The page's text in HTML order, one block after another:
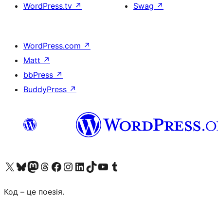
WordPress.tv ↗
Swag ↗
WordPress.com ↗
Matt ↗
bbPress ↗
BuddyPress ↗
Visit our X (formerly Twitter) account
Visit our Bluesky account
Завітайте до нашої стрічки в Mastodon
Visit our Threads account
Завітайте на нашу сторінку в Facebook
Visit our Instagram account
Visit our LinkedIn account
Visit our TikTok account
Visit our YouTube channel
Visit our Tumblr account
Код – це поезія.